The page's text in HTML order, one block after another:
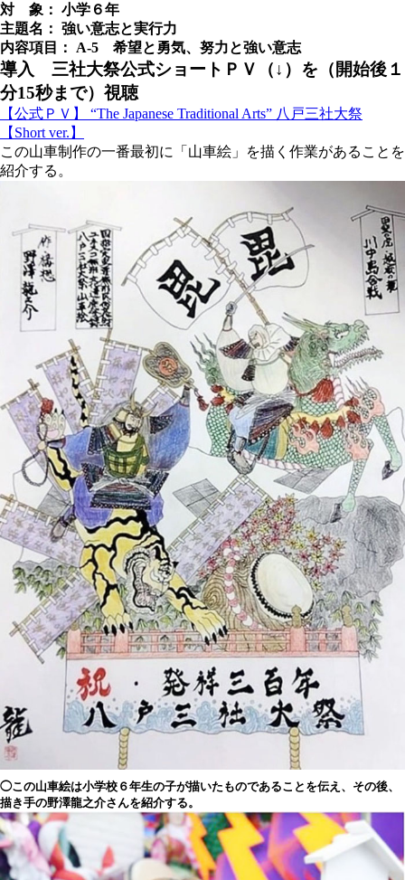
対 象： 小学６年
主題名： 強い意志と実行力
内容項目： A-5 希望と勇気、努力と強い意志
導入 三社大祭公式ショートＰＶ（↓）を （開始後１
分15秒まで） 視聴
【公式ＰＶ】 “The Japanese Traditional Arts” 八戸三社大祭
【Short ver.】
この山車制作の一番最初に「山車絵」を描く作業があることを
紹介する。
◯この山車絵は小学校６年生の子が描いたものであることを伝え、その後、
描き手の野澤龍之介さんを紹介する。